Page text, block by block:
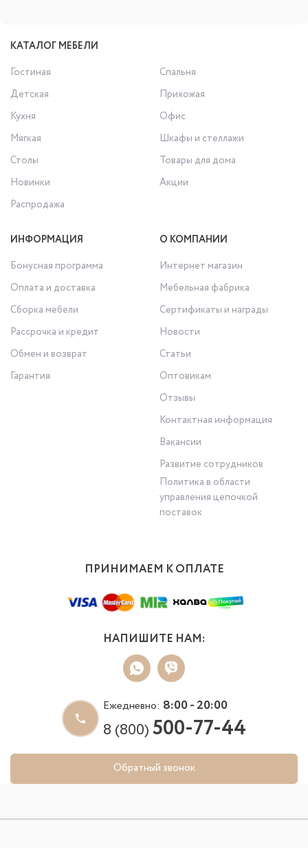
КАТАЛОГ МЕБЕЛИ
Гостиная
Спальня
Детская
Прихожая
Кухня
Офис
Мягкая
Шкафы и стеллажи
Столы
Товары для дома
Новинки
Акции
Распродажа
ИНФОРМАЦИЯ
Бонусная программа
Оплата и доставка
Сборка мебели
Рассрочка и кредит
Обмен и возврат
Гарантия
О КОМПАНИИ
Интернет магазин
Мебельная фабрика
Сертификаты и награды
Новости
Статьи
Оптовикам
Отзывы
Контактная информация
Вакансии
Развитие сотрудников
Политика в области
управления цепочкой
поставок
ПРИНИМАЕМ К ОПЛАТЕ
НАПИШИТЕ НАМ:
Ежедневно: 8:00 - 20:00
8 (800)500-77-44
Обратный звонок